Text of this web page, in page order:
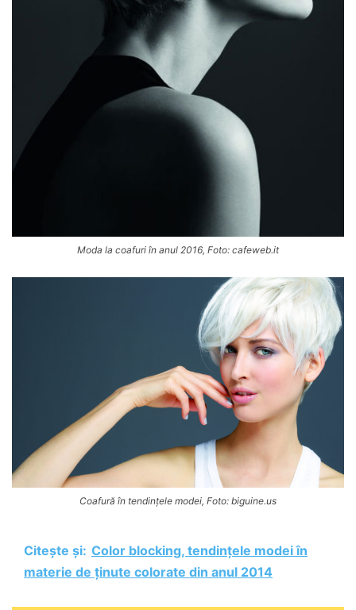
Moda la coafuri în anul 2016, Foto: cafeweb.it
Coafură în tendințele modei, Foto: biguine.us
Citește și: Color blocking, tendințele modei în
materie de ținute colorate din anul 2014